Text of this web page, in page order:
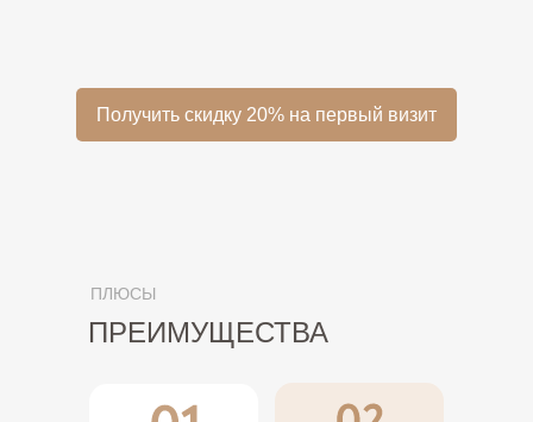
Получить скидку 20% на первый визит
ПЛЮСЫ
ПРЕИМУЩЕСТВА